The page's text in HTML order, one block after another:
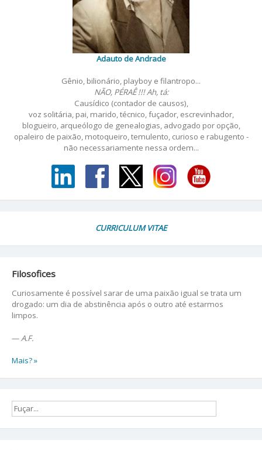
Adauto de Andrade
Gênio, bilionário, playboy e filantropo...
NÃO, PÉRAÊ !!! Ah, tá:
Causídico (contador de causos),
voz solitária, pai, marido, técnico, fuçador, escrevinhador,
blogueiro, arqueólogo de genealogias, advogado por opção,
opaleiro de paixão, motoqueiro, temulento, curioso e rabugento -
não necessariamente nessa ordem...
CURRICULUM VITAE
Filosofices
Curiosamente é possível sarar de uma paixão igual se trata um
drogado: um dia de abstinência após o outro até estarmos
limpos.
— A.F.
Mais? »